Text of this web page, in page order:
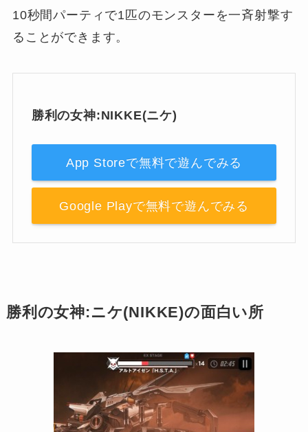
10秒間パーティで1匹のモンスターを一斉射撃す
ることができます。
勝利の女神:NIKKE(ニケ)
App Storeで無料で遊んでみる
Google Playで無料で遊んでみる
勝利の女神:ニケ(NIKKE)の面白い所